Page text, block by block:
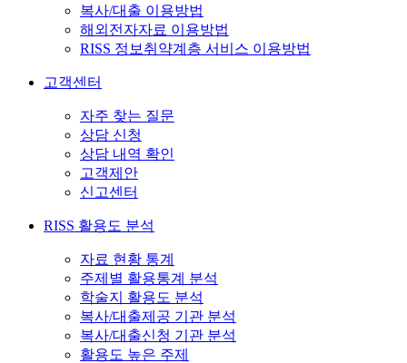
복사/대출 이용방법
해외전자자료 이용방법
RISS 정보취약계층 서비스 이용방법
고객센터
자주 찾는 질문
상담 신청
상담 내역 확인
고객제안
신고센터
RISS 활용도 분석
자료 현황 통계
주제별 활용통계 분석
학술지 활용도 분석
복사/대출제공 기관 분석
복사/대출신청 기관 분석
활용도 높은 주제